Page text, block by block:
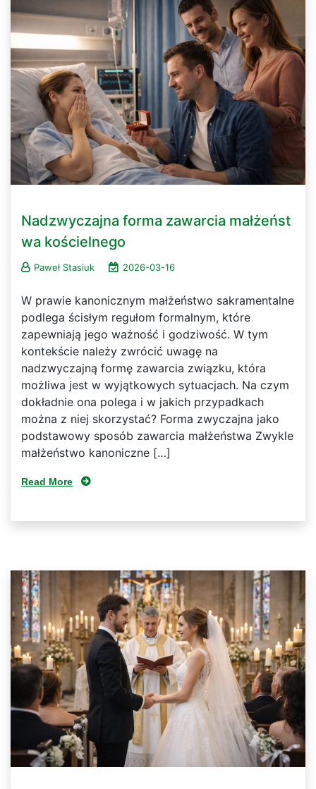
Nadzwyczajna forma zawarcia małżeńst
wa kościelnego
Paweł Stasiuk 2026-03-16
W prawie kanonicznym małżeństwo sakramentalne
podlega ścisłym regułom formalnym, które
zapewniają jego ważność i godziwość. W tym
kontekście należy zwrócić uwagę na
nadzwyczajną formę zawarcia związku, która
możliwa jest w wyjątkowych sytuacjach. Na czym
dokładnie ona polega i w jakich przypadkach
można z niej skorzystać? Forma zwyczajna jako
podstawowy sposób zawarcia małżeństwa Zwykle
małżeństwo kanoniczne […]
Read More